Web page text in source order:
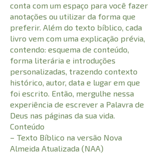
conta com um espaço para você fazer
anotações ou utilizar da forma que
preferir. Além do texto bíblico, cada
livro vem com uma explicação prévia,
contendo: esquema de conteúdo,
forma literária e introduções
personalizadas, trazendo contexto
histórico, autor, data e lugar em que
foi escrito. Então, mergulhe nessa
experiência de escrever a Palavra de
Deus nas páginas da sua vida.
Conteúdo
– Texto Bíblico na versão Nova
Almeida Atualizada (NAA)